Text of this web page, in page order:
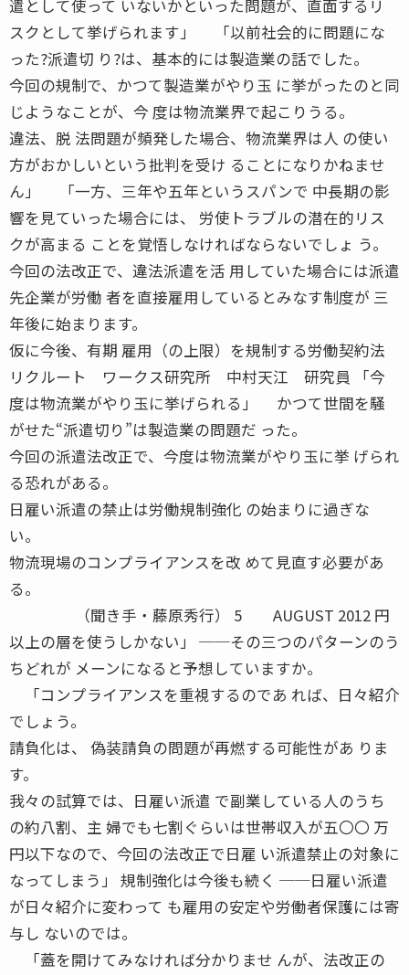
遣として使って いないかといった問題が、直面するリ
スクとして挙げられます」 「以前社会的に問題にな
った?派遣切 り?は、基本的には製造業の話でした。
今回の規制で、かつて製造業がやり玉 に挙がったのと同
じようなことが、今 度は物流業界で起こりうる。
違法、脱 法問題が頻発した場合、物流業界は人 の使い
方がおかしいという批判を受け ることになりかねませ
ん」 「一方、三年や五年というスパンで 中長期の影
響を見ていった場合には、 労使トラブルの潜在的リス
クが高まる ことを覚悟しなければならないでしょ う。
今回の法改正で、違法派遣を活 用していた場合には派遣
先企業が労働 者を直接雇用しているとみなす制度が 三
年後に始まります。
仮に今後、有期 雇用（の上限）を規制する労働契約法
リクルート ワークス研究所 中村天江 研究員 「今
度は物流業がやり玉に挙げられる」 かつて世間を騒
がせた“派遣切り”は製造業の問題だ った。
今回の派遣法改正で、今度は物流業がやり玉に挙 げられ
る恐れがある。
日雇い派遣の禁止は労働規制強化 の始まりに過ぎな
い。
物流現場のコンプライアンスを改 めて見直す必要があ
る。
（聞き手・藤原秀行） 5 AUGUST 2012 円
以上の層を使うしかない」 ──その三つのパターンのう
ちどれが メーンになると予想していますか。
「コンプライアンスを重視するのであ れば、日々紹介
でしょう。
請負化は、 偽装請負の問題が再燃する可能性があ りま
す。
我々の試算では、日雇い派遣 で副業している人のうち
の約八割、主 婦でも七割ぐらいは世帯収入が五〇〇 万
円以下なので、今回の法改正で日雇 い派遣禁止の対象に
なってしまう」 規制強化は今後も続く ──日雇い派遣
が日々紹介に変わって も雇用の安定や労働者保護には寄
与し ないのでは。
「蓋を開けてみなければ分かりませ んが、法改正の